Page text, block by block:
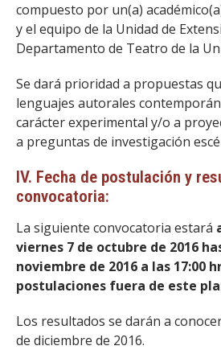
compuesto por un(a)
y el equipo de la Unidad de
Departamento de Teatro de la
Se dará prioridad a propuestas
lenguajes autorales
carácter experimental y/o a
a preguntas de investigación
IV. Fecha de postulación y
convocatoria:
La siguiente convocatoria estará
viernes 7 de octubre de 2016
noviembre de 2016 a las 17:00
postulaciones fuera de este
Los resultados se darán a
de diciembre de 2016.